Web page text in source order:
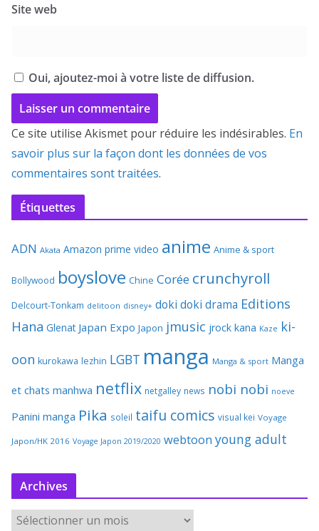
Site web
Oui, ajoutez-moi à votre liste de diffusion.
Ce site utilise Akismet pour réduire les indésirables. En
savoir plus sur la façon dont les données de vos
commentaires sont traitées.
Étiquettes
ADN Akata Amazon prime video anime Anime & sport
Bollywood boyslove Chine Corée crunchyroll
Delcourt-Tonkam delitoon disney+ doki doki drama Editions
Hana Glenat Japan Expo Japon jmusic jrock kana Kaze ki-
oon kurokawa lezhin LGBT manga Manga & sport Manga
et chats manhwa netflix netgalley news nobi nobi noeve
Panini manga Pika soleil taifu comics visual kei Voyage
Japon/HK 2016 Voyage Japon 2019/2020 webtoon young adult
Archives